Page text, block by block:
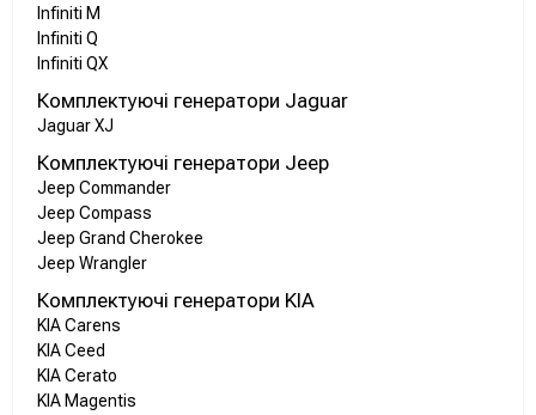
Infiniti M
Infiniti Q
Infiniti QX
Комплектуючі генератори Jaguar
Jaguar XJ
Комплектуючі генератори Jeep
Jeep Commander
Jeep Compass
Jeep Grand Cherokee
Jeep Wrangler
Комплектуючі генератори KIA
KIA Carens
KIA Ceed
KIA Cerato
KIA Magentis